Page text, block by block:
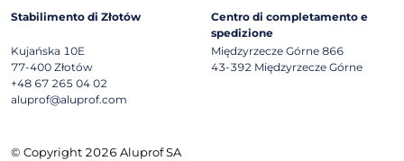
Stabilimento di Złotów
Kujańska 10E
77-400 Złotów
+48 67 265 04 02
aluprof@aluprof.com
Centro di completamento e
spedizione
Międzyrzecze Górne 866
43-392 Międzyrzecze Górne
© Copyright 2026 Aluprof SA